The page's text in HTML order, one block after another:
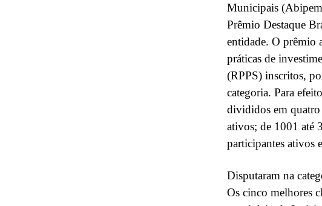
Municipais
Prêmio Destaque
entidade. O prêmio
práticas de
(RPPS) inscritos,
categoria. Para
divididos em quatro
ativos; de 1001 até
participantes ativos
Disputaram na
Os cinco melhores